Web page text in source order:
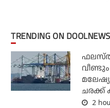
TRENDING ON DOOLNEWS
വീണ്ടും
ചരക്ക്
2